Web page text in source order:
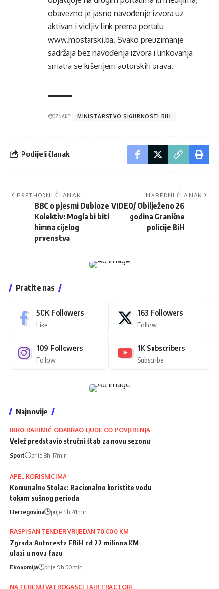
obavezno je jasno navođenje izvora uz
aktivan i vidljiv link prema portalu
www.mostarski.ba. Svako preuzimanje
sadržaja bez navođenja izvora i linkovanja
smatra se kršenjem autorskih prava.
OZNAKE: MINISTARSTVO SIGURNOSTI BIH
Podijeli članak
PRETHODNI ČLANAK
BBC o pjesmi Dubioze
Kolektiv: Mogla bi biti
himna cijelog
prvenstva
NAREDNI ČLANAK
VIDEO/ Obilježeno 26
godina Granične
policije BiH
Pratite nas
50K Followers
Like
163 Followers
Follow
109 Followers
Follow
1K Subscribers
Subscribe
Najnovije
IBRO RAHIMIĆ ODABRAO LJUDE OD POVJERENJA
Velež predstavio stručni štab za novu sezonu
Sport prije 8h 17min
APEL KORISNICIMA
Komunalno Stolac: Racionalno koristite vodu
tokom sušnog perioda
Hercegovina prije 9h 41min
RASPISAN TENDER VRIJEDAN 70.000 KM
Zgrada Autocesta FBiH od 22 miliona KM
ulazi u novu fazu
Ekonomija prije 9h 50min
NA TERENU VATROGASCI I AIR TRACTORI